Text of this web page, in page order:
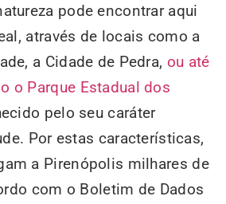
pode encontrar aqui
através de locais como a
a Cidade de Pedra, ou até
o Parque Estadual dos
pelo seu caráter
Por estas características,
a Pirenópolis milhares de
com o Boletim de Dados